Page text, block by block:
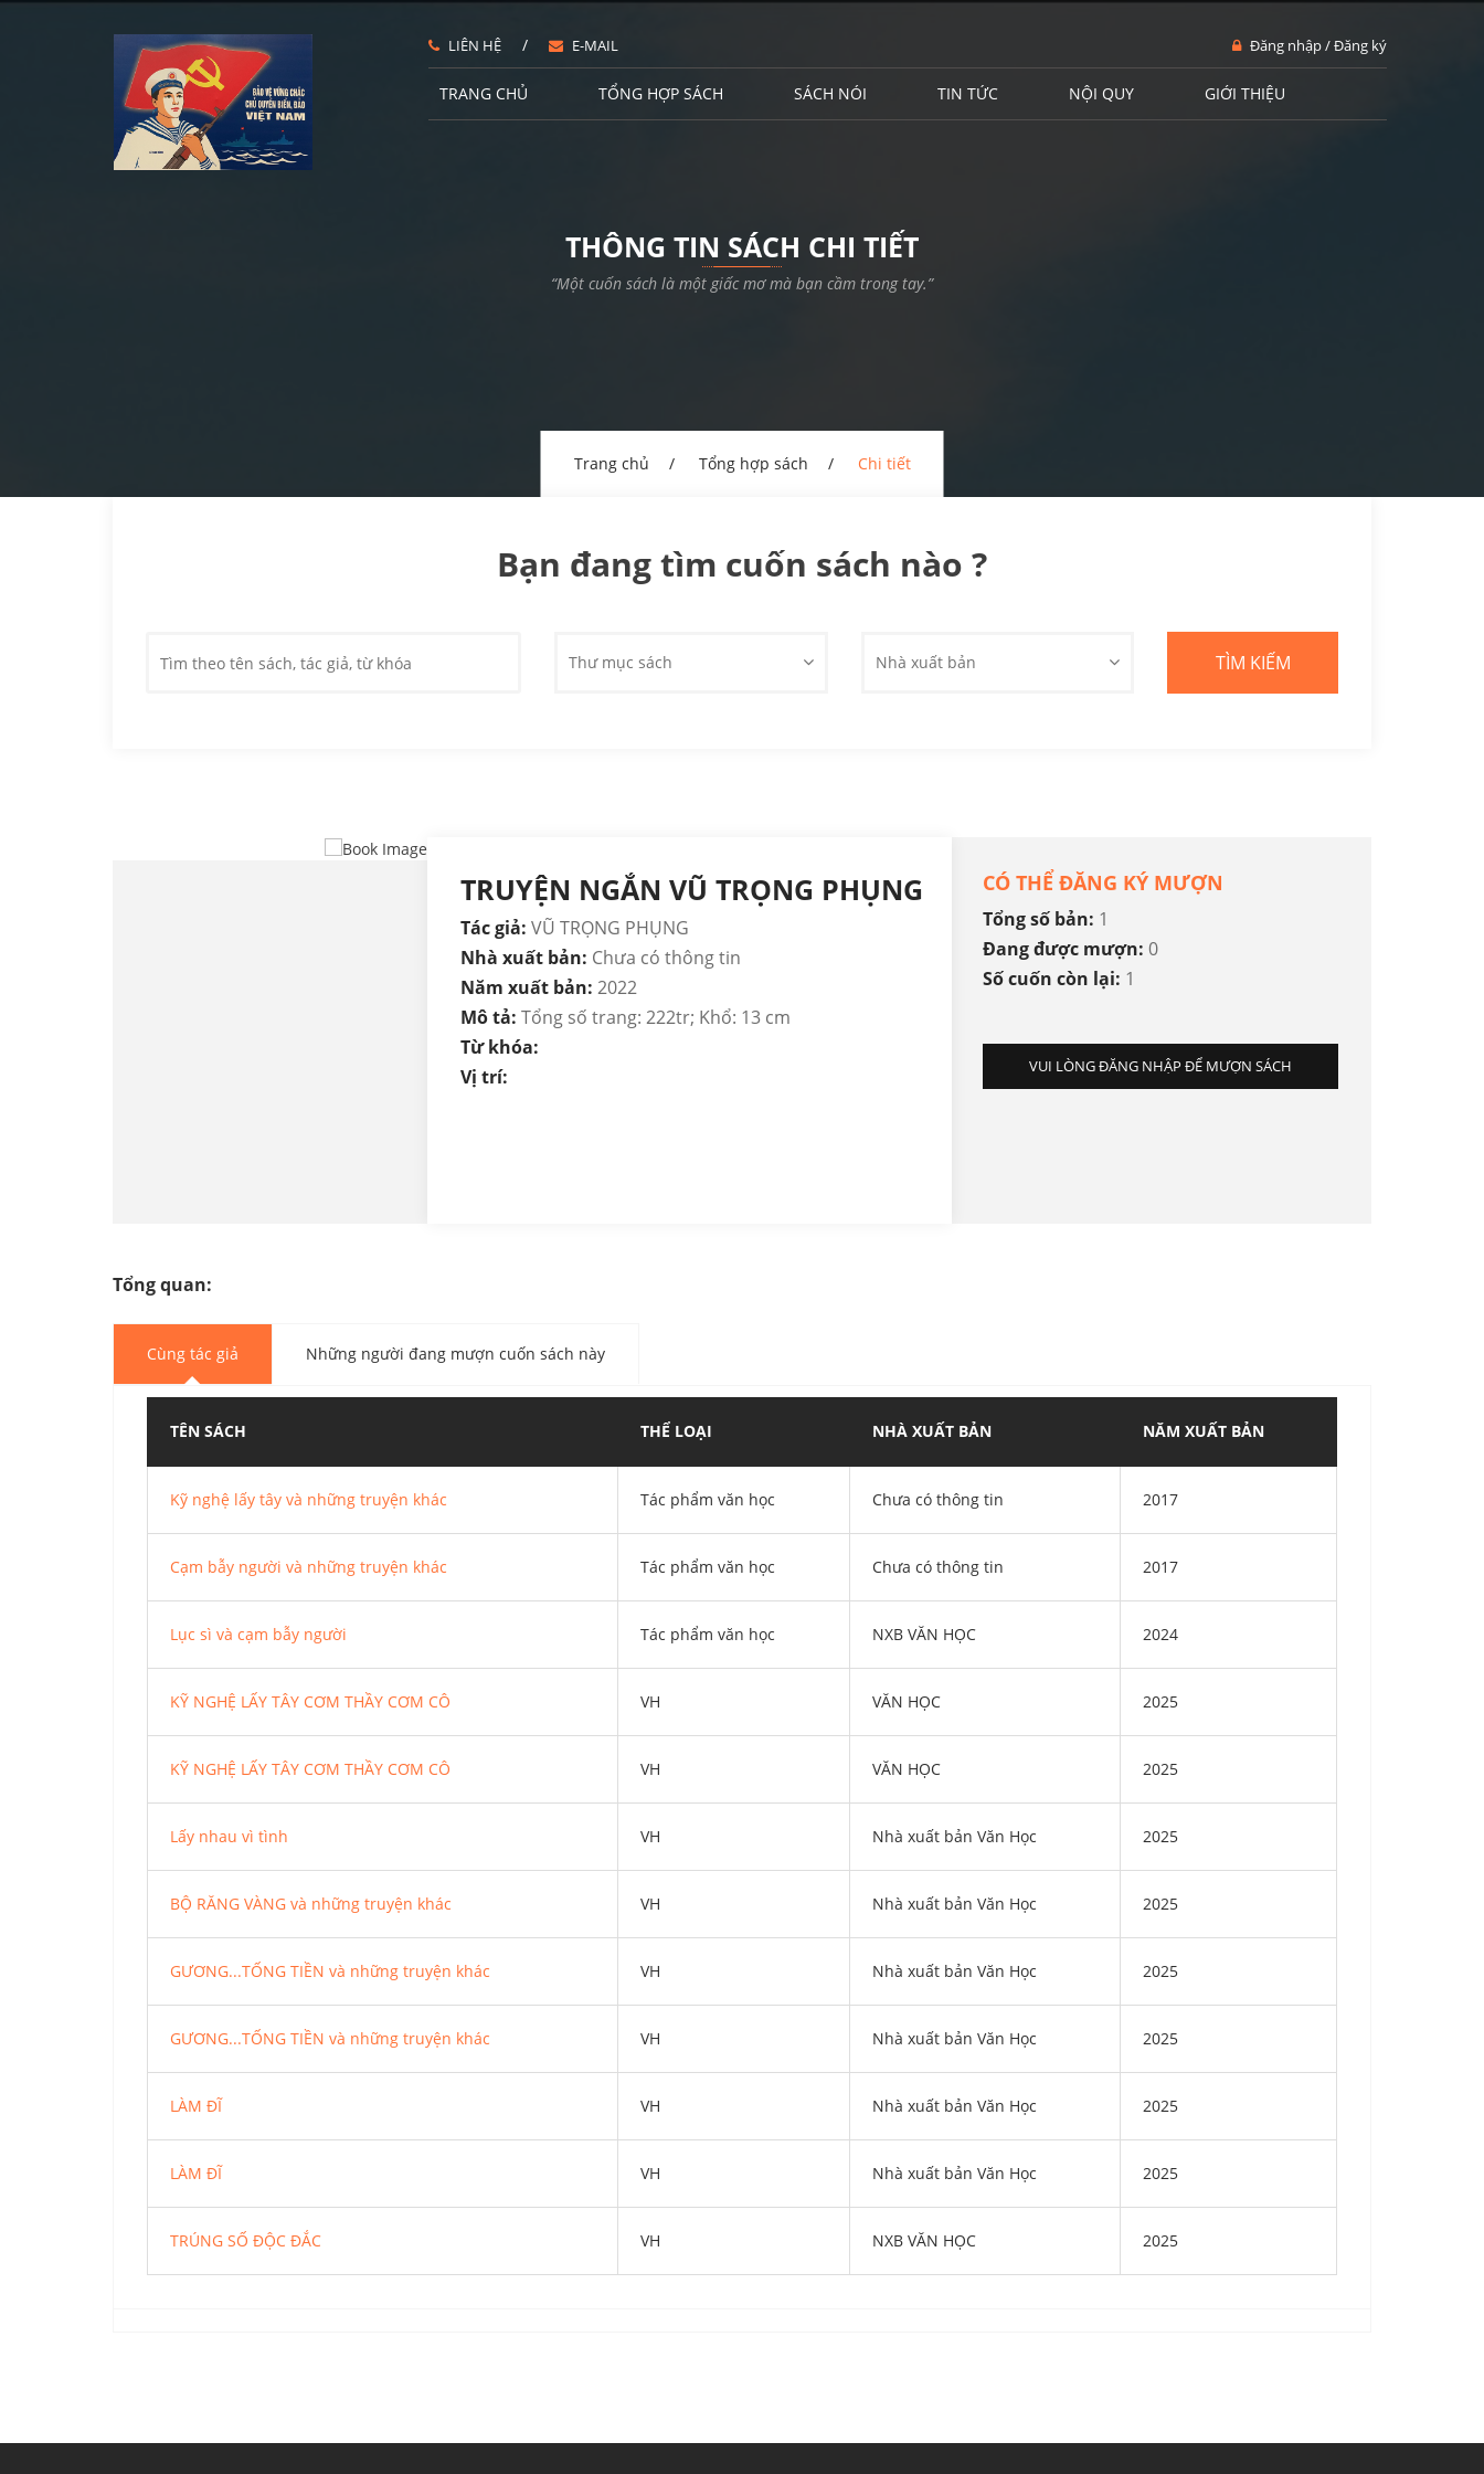
LIÊN HỆ / E-MAIL Đăng nhập / Đăng ký
TRANG CHỦ TỔNG HỢP SÁCH SÁCH NÓI TIN TỨC NỘI QUY GIỚI THIỆU
THÔNG TIN SÁCH CHI TIẾT
“Một cuốn sách là một giấc mơ mà bạn cầm trong tay.”
Trang chủ Tổng hợp sách Chi tiết
Bạn đang tìm cuốn sách nào ?
Thư mục sách Nhà xuất bản
TRUYỆN NGẮN VŨ TRỌNG PHỤNG
Tác giả: VŨ TRỌNG PHỤNG
Nhà xuất bản: Chưa có thông tin
Năm xuất bản: 2022
Mô tả: Tổng số trang: 222tr; Khổ: 13 cm
Từ khóa:
Vị trí:
CÓ THỂ ĐĂNG KÝ MƯỢN
Tổng số bản: 1
Đang được mượn: 0
Số cuốn còn lại: 1
VUI LÒNG ĐĂNG NHẬP ĐỂ MƯỢN SÁCH
Tổng quan:
Cùng tác giả Những người đang mượn cuốn sách này
TÊN SÁCH THỂ LOẠI NHÀ XUẤT BẢN NĂM XUẤT BẢN
Kỹ nghệ lấy tây và những truyện khác Tác phẩm văn học Chưa có thông tin 2017
Cạm bẫy người và những truyện khác Tác phẩm văn học Chưa có thông tin 2017
Lục sì và cạm bẫy người Tác phẩm văn học NXB VĂN HỌC 2024
KỸ NGHỆ LẤY TÂY CƠM THẦY CƠM CÔ VH VĂN HỌC 2025
KỸ NGHỆ LẤY TÂY CƠM THẦY CƠM CÔ VH VĂN HỌC 2025
Lấy nhau vì tình VH Nhà xuất bản Văn Học 2025
BỘ RĂNG VÀNG và những truyện khác VH Nhà xuất bản Văn Học 2025
GƯƠNG...TỐNG TIỀN và những truyện khác VH Nhà xuất bản Văn Học 2025
GƯƠNG...TỐNG TIỀN và những truyện khác VH Nhà xuất bản Văn Học 2025
LÀM ĐĨ VH Nhà xuất bản Văn Học 2025
LÀM ĐĨ VH Nhà xuất bản Văn Học 2025
TRÚNG SỐ ĐỘC ĐẮC VH NXB VĂN HỌC 2025